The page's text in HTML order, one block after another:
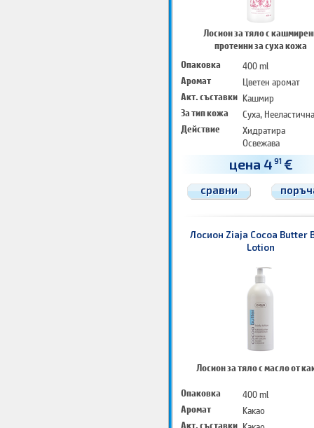
Лосион за тяло с
протеини за суха кожа
Опаковка
400 ml
Аромат
Цветен аромат
Акт. съставки Кашмир
За тип кожа
Суха, Нееластична
Действие
Хидратира
Освежава
Омекотява
цена 4 91 €
сравни
Лосион Ziaja Cocoa Butter
Lotion
Лосион за тяло с масло от
Опаковка
400 ml
Аромат
Какао